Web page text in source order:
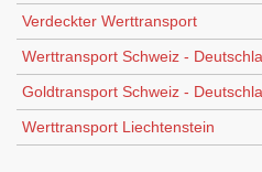
Verdeckter Werttransport
Werttransport Schweiz -
Goldtransport Schweiz -
Werttransport Liechtenstein